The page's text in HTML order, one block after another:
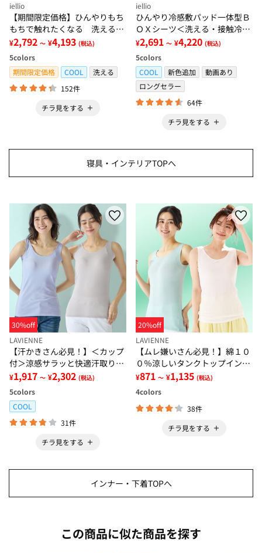
iellio
【期間限定価格】ひんやりもち
もちで触れたくなる 洗えるラ
グ＜低反発・滑りにくい・接触
冷感・防ダニ・カーペット＞
¥2,792 ～ ¥4,193 (税込)
5colors
期間限定価格
COOL
洗える
152件
チラ見をする
iellio
ひんやり冷感敷パッド一体型Ｂ
ＯＸシーツ＜洗える・接触冷
感・抗菌防臭・時短・家事楽・
ボックスシーツ・寝苦しさ対策
＞
¥2,691 ～ ¥4,220 (税込)
5colors
COOL
新色追加
動画あり
ロングセラー
64件
チラ見をする
寝具・インテリアTOPへ
30%off
LAVIENNE
【汗かきさん必見！】＜カップ
付＞涼感サラッと快適汗取りタ
ンクトップインナー＜さらりラ
ボ＞
¥1,917 ～ ¥2,302 (税込)
5colors
COOL
31件
チラ見をする
20%off
LAVIENNE
【ムレ嫌いさん必見！】綿１０
０％涼しいタンクトップインナ
ー＜さらりラボ＞
¥871 ～ ¥1,135 (税込)
4colors
38件
チラ見をする
インナー・下着TOPへ
この商品に似た商品を探す